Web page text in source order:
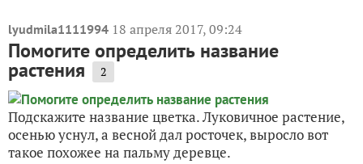
lyudmila1111994 18 апреля 2017, 09:24
Помогите определить название
растения 2
Подскажите название цветка. Луковичное растение,
осенью уснул, а весной дал росточек, выросло вот
такое похожее на пальму деревце.